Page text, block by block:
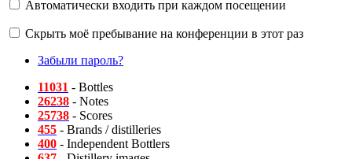
Автоматически входить при каждом посещении
Скрыть моё пребывание на конференции в этот раз
Забыли пароль?
11031 - Bottles
26238 - Notes
25738 - Scores
455 - Brands / distilleries
400 - Independent Bottlers